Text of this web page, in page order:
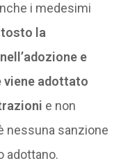
i medesimi
la
e
viene adottato
e non
nessuna sanzione
adottano.